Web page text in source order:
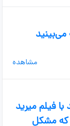
مشاهده
فیلم میرید
که مشکل